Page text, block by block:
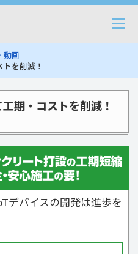
動画
を削減！
期・コストを削減！
デバイスの開発は進歩を